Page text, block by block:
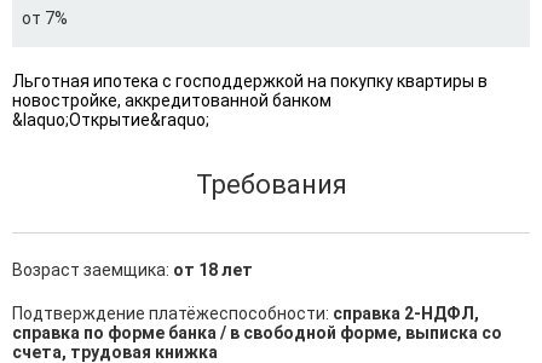
от 7%
Льготная ипотека с господдержкой на покупку квартиры в
новостройке, аккредитованной банком
&laquo;Открытие&raquo;
Требования
Возраст заемщика: от 18 лет
Подтверждение платёжеспособности: справка 2-НДФЛ,
справка по форме банка / в свободной форме, выписка со
счета, трудовая книжка